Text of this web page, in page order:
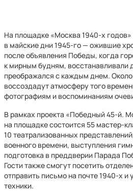
На площадке «Москва 1940-х
в майские дни 1945-го — ожившие
после объявления Победы, когда
к мирным будням, восстанавливали
преображался с каждым днем. Около
воссоздадут атмосферу того
фотографиям и воспоминаниям
В рамках проекта «Победный 45-й.
на площадке состоится 55 мастер-
10 театрализованных
военного времени, выступления
подготовка в преддверии Парада
Гости также смогут посетить
отправить письмо на почте 1940-х и
техники.